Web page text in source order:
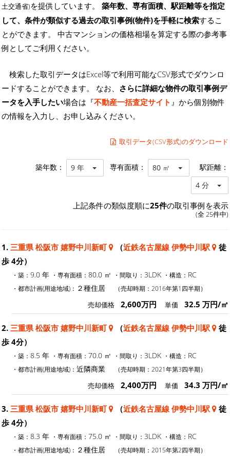
土交通省)を提供しています。 築年数、専有面積、駅距離等を指定
して、条件が類似する過去の取引事例(物件)を手軽に検索するこ
とができます。 中古マンションの価格相場を算定する際の参考事
例としてご利用ください。
検索した取引データはExcel等で利用可能なCSV形式でダウンロ
ードすることができます。 なお、 さらに詳細な物件の取引事例デ
ータを入手したい場合は『不動産一括査定サイト 』から個別物件
の情報を入力し、お申し込みください。
取引データ(CSV形式)のダウンロード
築年数： 9 年 専有面積： 80 ㎡ 駅距離：
4 分
上記条件の類似度順に25件の取引事例を表示
(全 25件中)
1. 三重県 松阪市 嬉野中川新町 （近鉄名古屋線 伊勢中川駅
徒
歩 4分）
・築： 9.0 年 ・専有面積： 80.0 ㎡ ・間取り： 3LDK ・構造： RC
・都市計画(用途地域)： ２種住居 （売却時期：2016年第1四半期）
売却価格 2,600万円 単価 32.5 万円/㎡
2. 三重県 松阪市 嬉野中川新町 （近鉄名古屋線 伊勢中川駅
徒
歩 4分）
・築： 8.5 年 ・専有面積： 70.0 ㎡ ・間取り： 3LDK ・構造： RC
・都市計画(用途地域)： 近隣商業 （売却時期：2021年第3四半期）
売却価格 2,400万円 単価 34.3 万円/㎡
3. 三重県 松阪市 嬉野中川新町 （近鉄名古屋線 伊勢中川駅
徒
歩 4分）
・築： 8.3 年 ・専有面積： 75.0 ㎡ ・間取り： 3LDK ・構造： RC
・都市計画(用途地域)： ２種住居 （売却時期：2015年第2四半期）